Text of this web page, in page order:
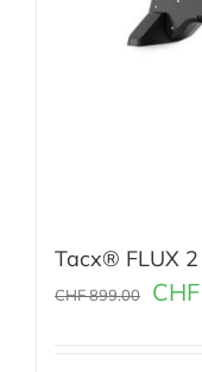
Tacx® FLUX
CHF899.00 CHF